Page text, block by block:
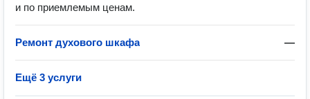
и по приемлемым ценам.
Ремонт духового шкафа —
Ещё 3 услуги